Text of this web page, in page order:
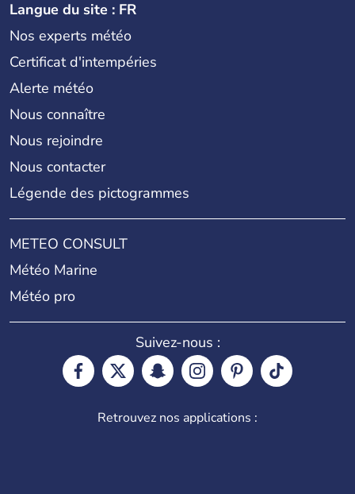
Langue du site : FR
Nos experts météo
Certificat d'intempéries
Alerte météo
Nous connaître
Nous rejoindre
Nous contacter
Légende des pictogrammes
METEO CONSULT
Météo Marine
Météo pro
Suivez-nous :
Retrouvez nos applications :